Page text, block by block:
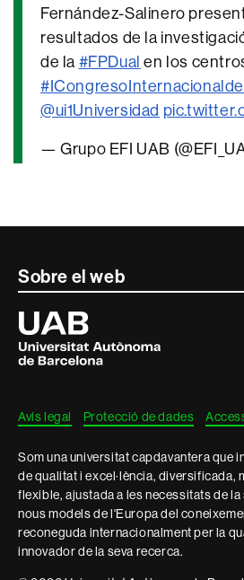
Fernández-Salinero
resultados de la
de la #FPDual en los
@ui1Universidad
— Grupo EFI UAB
Contacte
informació
legal
Sobre el web
Universitat
Autònoma
de
Barcelona
Avís legal Protecció de dades
Som una universitat capdavantera que
de qualitat i excel·lència, diversificada,
flexible, ajustada a les necessitats de
nous models de l'Europa del
reconeguda internacionalment per la
innovador de la seva recerca.